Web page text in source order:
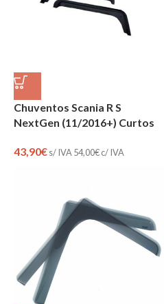
Chuventos Scania R S
NextGen (11/2016+) Curtos
43,90€s/ IVA 54,00€c/ IVA